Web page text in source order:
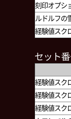
刻印オプシ
ルドルフの
経験値スク
セット
経験値スク
経験値スク
経験値スク